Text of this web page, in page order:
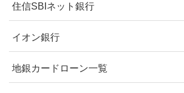
住信SBIネット銀行
イオン銀行
地銀カードローン一覧